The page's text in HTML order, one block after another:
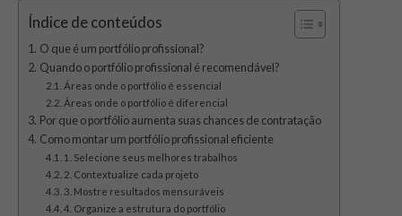
Índice de conteúdos
O que é um portfólio profissional?
Quando o portfólio profissional é recomendável?
Áreas onde o portfólio é essencial
Áreas onde o portfólio é diferencial
Por que o portfólio aumenta suas chances de contratação
Como montar um portfólio profissional eficiente
1. Selecione seus melhores trabalhos
2. Contextualize cada projeto
3. Mostre resultados mensuráveis
4. Organize a estrutura do portfólio